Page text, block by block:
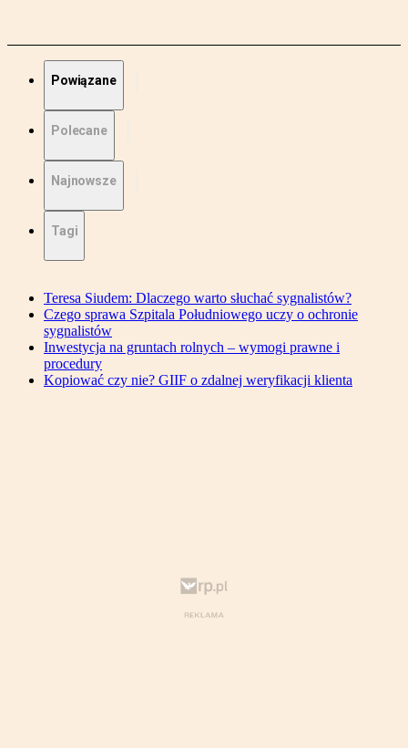
Powiązane
Polecane
Najnowsze
Tagi
Teresa Siudem: Dlaczego warto słuchać sygnalistów?
Czego sprawa Szpitala Południowego uczy o ochronie
sygnalistów
Inwestycja na gruntach rolnych – wymogi prawne i
procedury
Kopiować czy nie? GIIF o zdalnej weryfikacji klienta